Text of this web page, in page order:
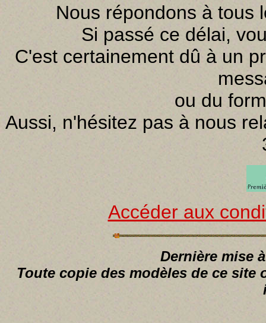
Nous répondons à tous
Si passé ce délai,
C'est certainement dû à un
ou du
Aussi, n'hésitez pas à nous
Accéder aux
Dernière mise
Toute copie des modèles de ce